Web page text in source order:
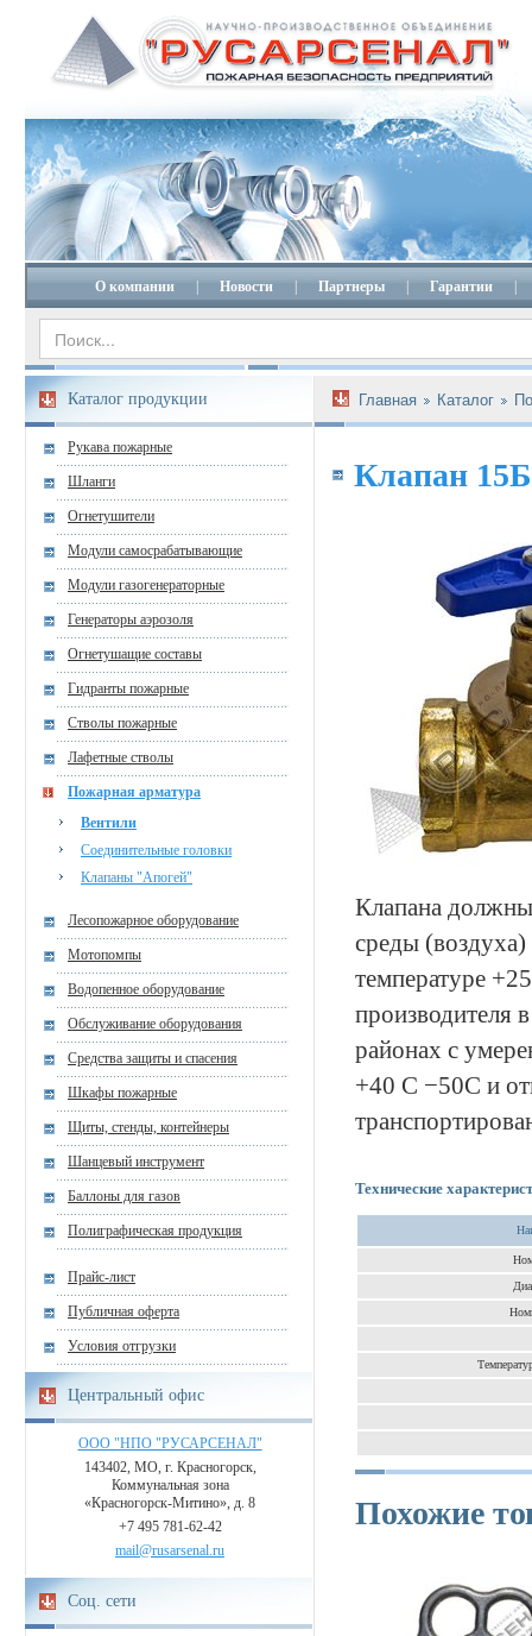
О компании Новости Партнеры Гарантии
Каталог продукции
Рукава пожарные
Шланги
Огнетушители
Модули самосрабатывающие
Модули газогенераторные
Генераторы аэрозоля
Огнетушащие составы
Гидранты пожарные
Стволы пожарные
Лафетные стволы
Пожарная арматура
Вентили
Соединительные головки
Клапаны "Апогей"
Лесопожарное оборудование
Мотопомпы
Водопенное оборудование
Обслуживание оборудования
Средства защиты и спасения
Шкафы пожарные
Щиты, стенды, контейнеры
Шанцевый инструмент
Баллоны для газов
Полиграфическая продукция
Прайс-лист
Публичная оферта
Условия отгрузки
Центральный офис
ООО "НПО "РУСАРСЕНАЛ"
143402, МО, г. Красногорск,
Коммунальная зона
«Красногорск-Митино», д. 8
+7 495 781-62-42
mail@rusarsenal.ru
Соц. сети
Главная Каталог
Клапан
Клапана
среды
температуре
производителя
районах с
+40 С −50С и
Технические
Похожие